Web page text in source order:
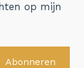
op mijn
Abonneren